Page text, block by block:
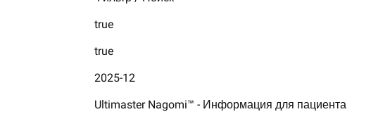
true
true
2025-12
Ultimaster Nagomi™ - Информация для пациента